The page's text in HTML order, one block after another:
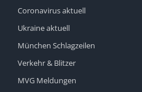
Coronavirus aktuell
Ukraine aktuell
München Schlagzeilen
Verkehr & Blitzer
MVG Meldungen